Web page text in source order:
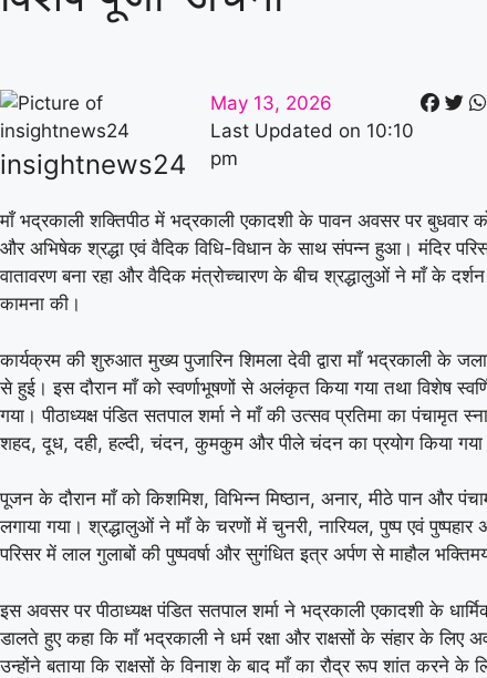
insightnews24
May 13, 2026
Last Updated on 10:10
pm
माँ भद्रकाली शक्तिपीठमें भद्रकाली एकादशी के पावन अवसर पर बुधवार
और अभिषेक श्रद्धा एवं वैदिक विधि-विधान के साथ संपन्न हुआ। मंदिर
वातावरण बना रहा और वैदिक मंत्रोच्चारण के बीच श्रद्धालुओं ने माँ के
कामना की।
कार्यक्रम की शुरुआत मुख्य पुजारिन शिमला देवी द्वारा माँ भद्रकाली के
से हुई। इस दौरान माँ को स्वर्णाभूषणों से अलंकृत किया गया तथा विशेष
गया। पीठाध्यक्ष पंडित सतपाल शर्मा ने माँ की उत्सव प्रतिमा का पंचामृत
शहद, दूध, दही, हल्दी, चंदन, कुमकुम और पीले चंदन का प्रयोग किया
पूजन के दौरान माँ को किशमिश, विभिन्न मिष्ठान, अनार, मीठे पान और
लगाया गया। श्रद्धालुओं ने माँ के चरणों में चुनरी, नारियल, पुष्प एवं पुष्पहार
परिसर में लाल गुलाबों की पुष्पवर्षा और सुगंधित इत्र अर्पण से माहौल
इस अवसर पर पीठाध्यक्ष पंडित सतपाल शर्मा ने भद्रकाली एकादशी के
डालते हुए कहा कि माँ भद्रकाली ने धर्म रक्षा और राक्षसों के संहार के लिए
उन्होंने बताया कि राक्षसों के विनाश के बाद माँ का रौद्र रूप शांत करने के